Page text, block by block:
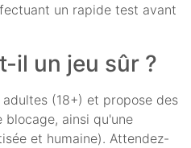
un rapide test avant
il un jeu sûr ?
(18+) et propose des
ainsi qu'une
et humaine). Attendez-